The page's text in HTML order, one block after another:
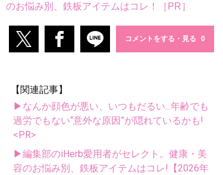
のお悩み別、鉄板アイテムはコレ！［PR］
コメントをする・見る
【関連記事】
▶なんか顔色が悪い、いつもだるい...年齢でも
過労でもない“意外な原因”が隠れているかも!
<PR>
▶編集部のiHerb愛用者がセレクト。健康・美
容のお悩み別、鉄板アイテムはコレ!【2026年